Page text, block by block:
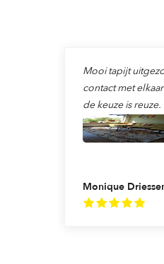
Monique
Mooi tapijt
contact met
de keuze is reuze.